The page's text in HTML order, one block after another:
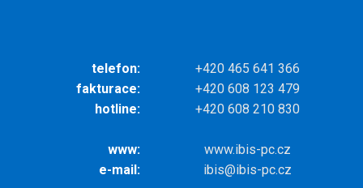
telefon:
+420 465 641 366
fakturace:
+420 608 123 479
hotline:
+420 608 210 830
www:
www.ibis-pc.cz
e-mail:
ibis@ibis-pc.cz